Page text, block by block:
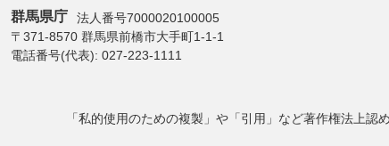
群馬県庁
法人番号7000020100005
〒371-8570 群馬県前橋市大手町1-1-1
電話番号(代表): 027-223-1111
「私的使用のための複製」や「引用」など著作権法上